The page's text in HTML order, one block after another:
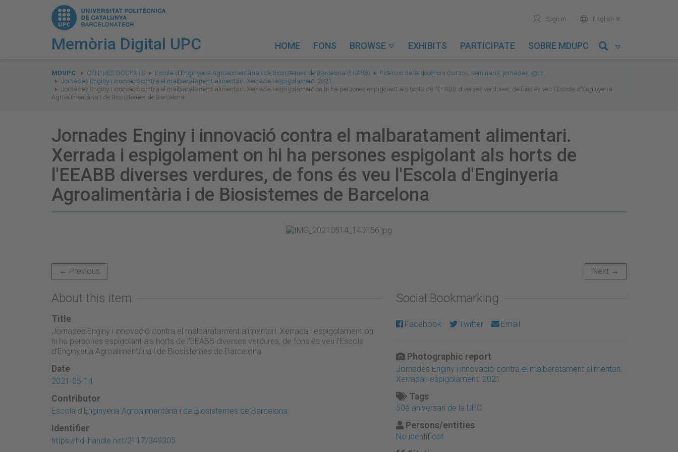
Memòria Digital UPC
user Sign in world English 
HOME FONS BROWSE  EXHIBITS PARTICIPATE SOBRE MDUPC 
are
here:
MDUPC CENTRES DOCENTS Escola d'Enginyeria Agroalimentària i de Biosistemes de Barcelona (EEABB)
Extensió de la docència (cursos, seminaris, jornades, etc.)
Jornades Enginy i innovació contra el malbaratament alimentari. Xerrada i espigolament. 2021
Jornades Enginy i innovació contra el malbaratament alimentari. Xerrada i espigolament on hi ha persones espigolant als horts de l'EEABB diverses verdures, de fons és veu l'Escola d'Enginyeria
Agroalimentària i de Biosistemes de Barcelona
Jornades Enginy i innovació contra el malbaratament alimentari.
Xerrada i espigolament on hi ha persones espigolant als horts de
l'EEABB diverses verdures, de fons és veu l'Escola d'Enginyeria
Agroalimentària i de Biosistemes de Barcelona
← Previous Next →
About this item
Title
Jornades Enginy i innovació contra el malbaratament alimentari. Xerrada i espigolament on
hi ha persones espigolant als horts de l'EEABB diverses verdures, de fons és veu l'Escola
d'Enginyeria Agroalimentària i de Biosistemes de Barcelona
Date
2021-05-14
Contributor
Escola d'Enginyeria Agroalimentària i de Biosistemes de Barcelona
Identifier
https://hdl.handle.net/2117/349305
Social Bookmarking
Facebook Twitter Email
Photographic report
Jornades Enginy i innovació contra el malbaratament alimentari.
Xerrada i espigolament. 2021
Tags
50è aniversari de la UPC
Persons/entities
No identificat